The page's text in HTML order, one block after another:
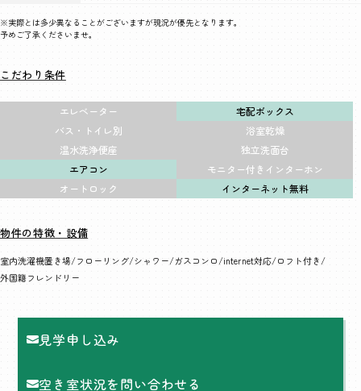
※実際とは多少異なることがございますが現況が優先となります。
予めご了承くださいませ。
こだわり条件
エレベーター
宅配ボックス
バス・トイレ別
浴室乾燥
温水洗浄便座
独立洗面台
エアコン
モニター付きインターホン
オートロック
インターネット無料
物件の特徴・設備
室内洗濯機置き場 フローリング シャワー ガスコンロ internet対応 ロフト付き
外国籍フレンドリー
見学申し込み
空き室状況を問い合わせる